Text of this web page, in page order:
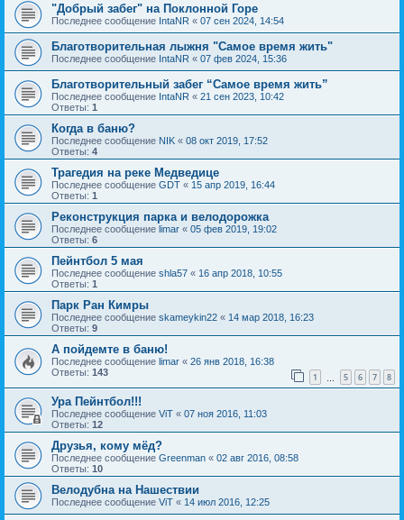
"Добрый забег" на Поклонной Горе
Последнее сообщение IntaNR « 07 сен 2024, 14:54
Благотворительная лыжня "Самое время жить"
Последнее сообщение IntaNR « 07 фев 2024, 15:36
Благотворительный забег “Самое время жить”
Последнее сообщение IntaNR « 21 сен 2023, 10:42
Ответы: 1
Когда в баню?
Последнее сообщение NIK « 08 окт 2019, 17:52
Ответы: 4
Трагедия на реке Медведице
Последнее сообщение GDT « 15 апр 2019, 16:44
Ответы: 1
Реконструкция парка и велодорожка
Последнее сообщение limar « 05 фев 2019, 19:02
Ответы: 6
Пейнтбол 5 мая
Последнее сообщение shla57 « 16 апр 2018, 10:55
Ответы: 1
Парк Ран Кимры
Последнее сообщение skameykin22 « 14 мар 2018, 16:23
Ответы: 9
А пойдемте в баню!
Последнее сообщение limar « 26 янв 2018, 16:38
Ответы: 143 1 5 6 7 8
Ура Пейнтбол!!!
Последнее сообщение ViT « 07 ноя 2016, 11:03
Ответы: 12
Друзья, кому мёд?
Последнее сообщение Greenman « 02 авг 2016, 08:58
Ответы: 10
Велодубна на Нашествии
Последнее сообщение ViT « 14 июл 2016, 12:25